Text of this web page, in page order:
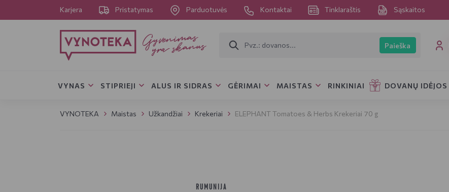
Karjera Pristatymas Parduotuvės Kontaktai Tinklaraštis Sąskaitos
Paieška
VYNAS STIPRIEJI ALUS IR SIDRAS GĖRIMAI MAISTAS RINKINIAI DOVANŲ IDĖJOS
VYNOTEKA Maistas Užkandžiai Krekeriai ELEPHANT Tomatoes & Herbs Krekeriai 70 g
RUMUNIJA